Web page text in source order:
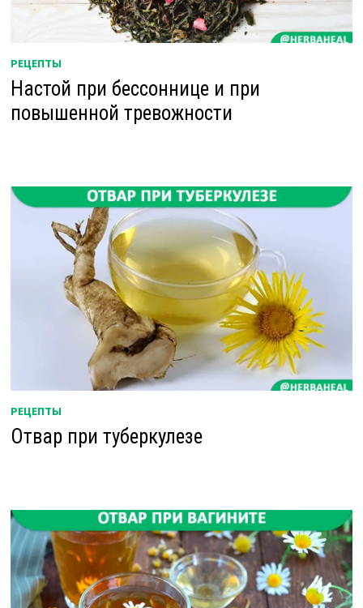
РЕЦЕПТЫ
Настой при бессоннице и при
повышенной тревожности
РЕЦЕПТЫ
Отвар при туберкулезе